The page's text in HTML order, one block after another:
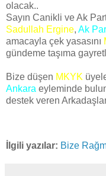
olacak..
Sayın Canikli ve Ak
Sadullah Ergine, Ak
amacayla çek yasasını
gündeme taşıma
Bize düşen MKYK
Ankara eyleminde
destek veren
İlgili yazılar: Bize